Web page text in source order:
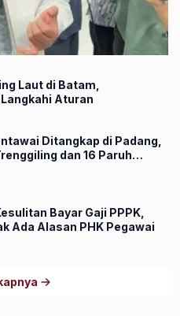
Laut di Batam,
Aturan
Ditangkap di Padang,
dan 16 Paruh
Bayar Gaji PPPK,
Ada Alasan PHK Pegawai